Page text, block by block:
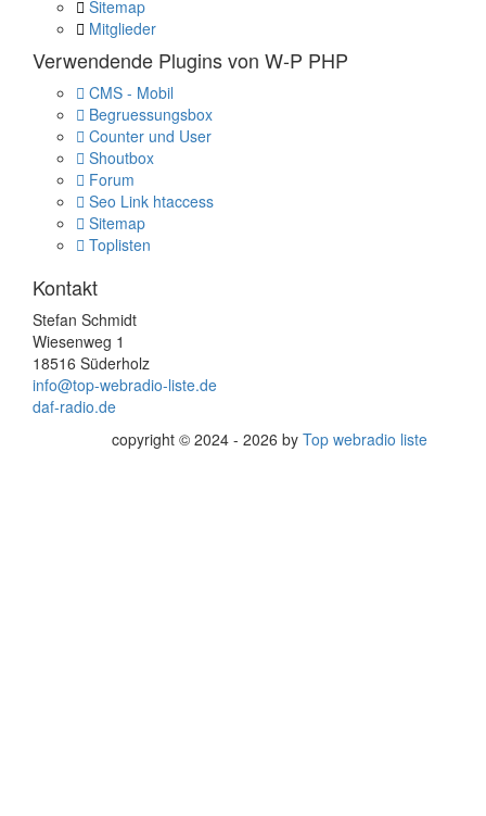
Sitemap
Mitglieder
Verwendende Plugins von W-P PHP
CMS - Mobil
Begruessungsbox
Counter und User
Shoutbox
Forum
Seo Link htaccess
Sitemap
Toplisten
Kontakt
Stefan Schmidt
Wiesenweg 1
18516 Süderholz
info@top-webradio-liste.de
daf-radio.de
copyright © 2024 - 2026 by Top webradio liste